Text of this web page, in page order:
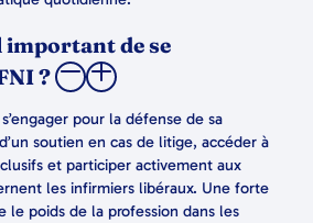
de se
?
pour la défense de sa
soutien en cas de litige, accéder à
et participer activement aux
les infirmiers libéraux. Une forte
le poids de la profession dans les